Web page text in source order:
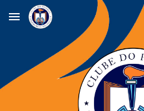
Skip to main content